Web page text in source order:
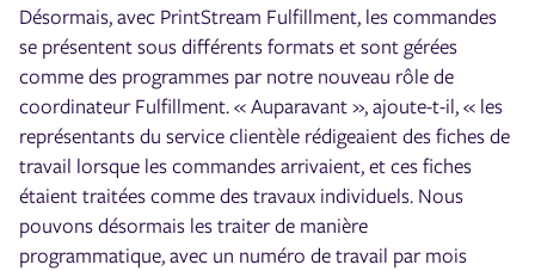
Désormais, avec PrintStream Fulfillment, les commandes
se présentent sous différents formats et sont gérées
comme des programmes par notre nouveau rôle de
coordinateur Fulfillment. « Auparavant », ajoute-t-il, « les
représentants du service clientèle rédigeaient des fiches de
travail lorsque les commandes arrivaient, et ces fiches
étaient traitées comme des travaux individuels. Nous
pouvons désormais les traiter de manière
programmatique, avec un numéro de travail par mois